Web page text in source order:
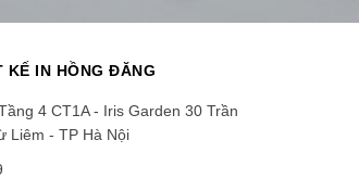
KẾ IN HỒNG ĐĂNG
4 CT1A - Iris Garden 30 Trần
Liêm - TP Hà Nội